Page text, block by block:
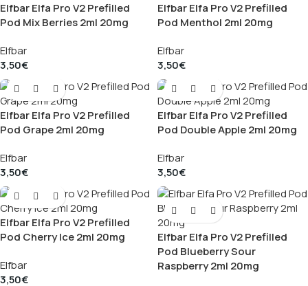
Elfbar Elfa Pro V2 Prefilled
Pod Mix Berries 2ml 20mg
Elfbar
3,50€
Elfbar Elfa Pro V2 Prefilled
Pod Menthol 2ml 20mg
Elfbar
3,50€
Elfbar Elfa Pro V2 Prefilled
Pod Grape 2ml 20mg
Elfbar
3,50€
Elfbar Elfa Pro V2 Prefilled
Pod Double Apple 2ml 20mg
Elfbar
3,50€
Elfbar Elfa Pro V2 Prefilled
Pod Cherry Ice 2ml 20mg
Elfbar
3,50€
Elfbar Elfa Pro V2 Prefilled
Pod Blueberry Sour
Raspberry 2ml 20mg